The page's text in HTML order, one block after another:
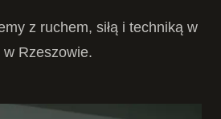
z ruchem, siłą i techniką w
Rzeszowie.